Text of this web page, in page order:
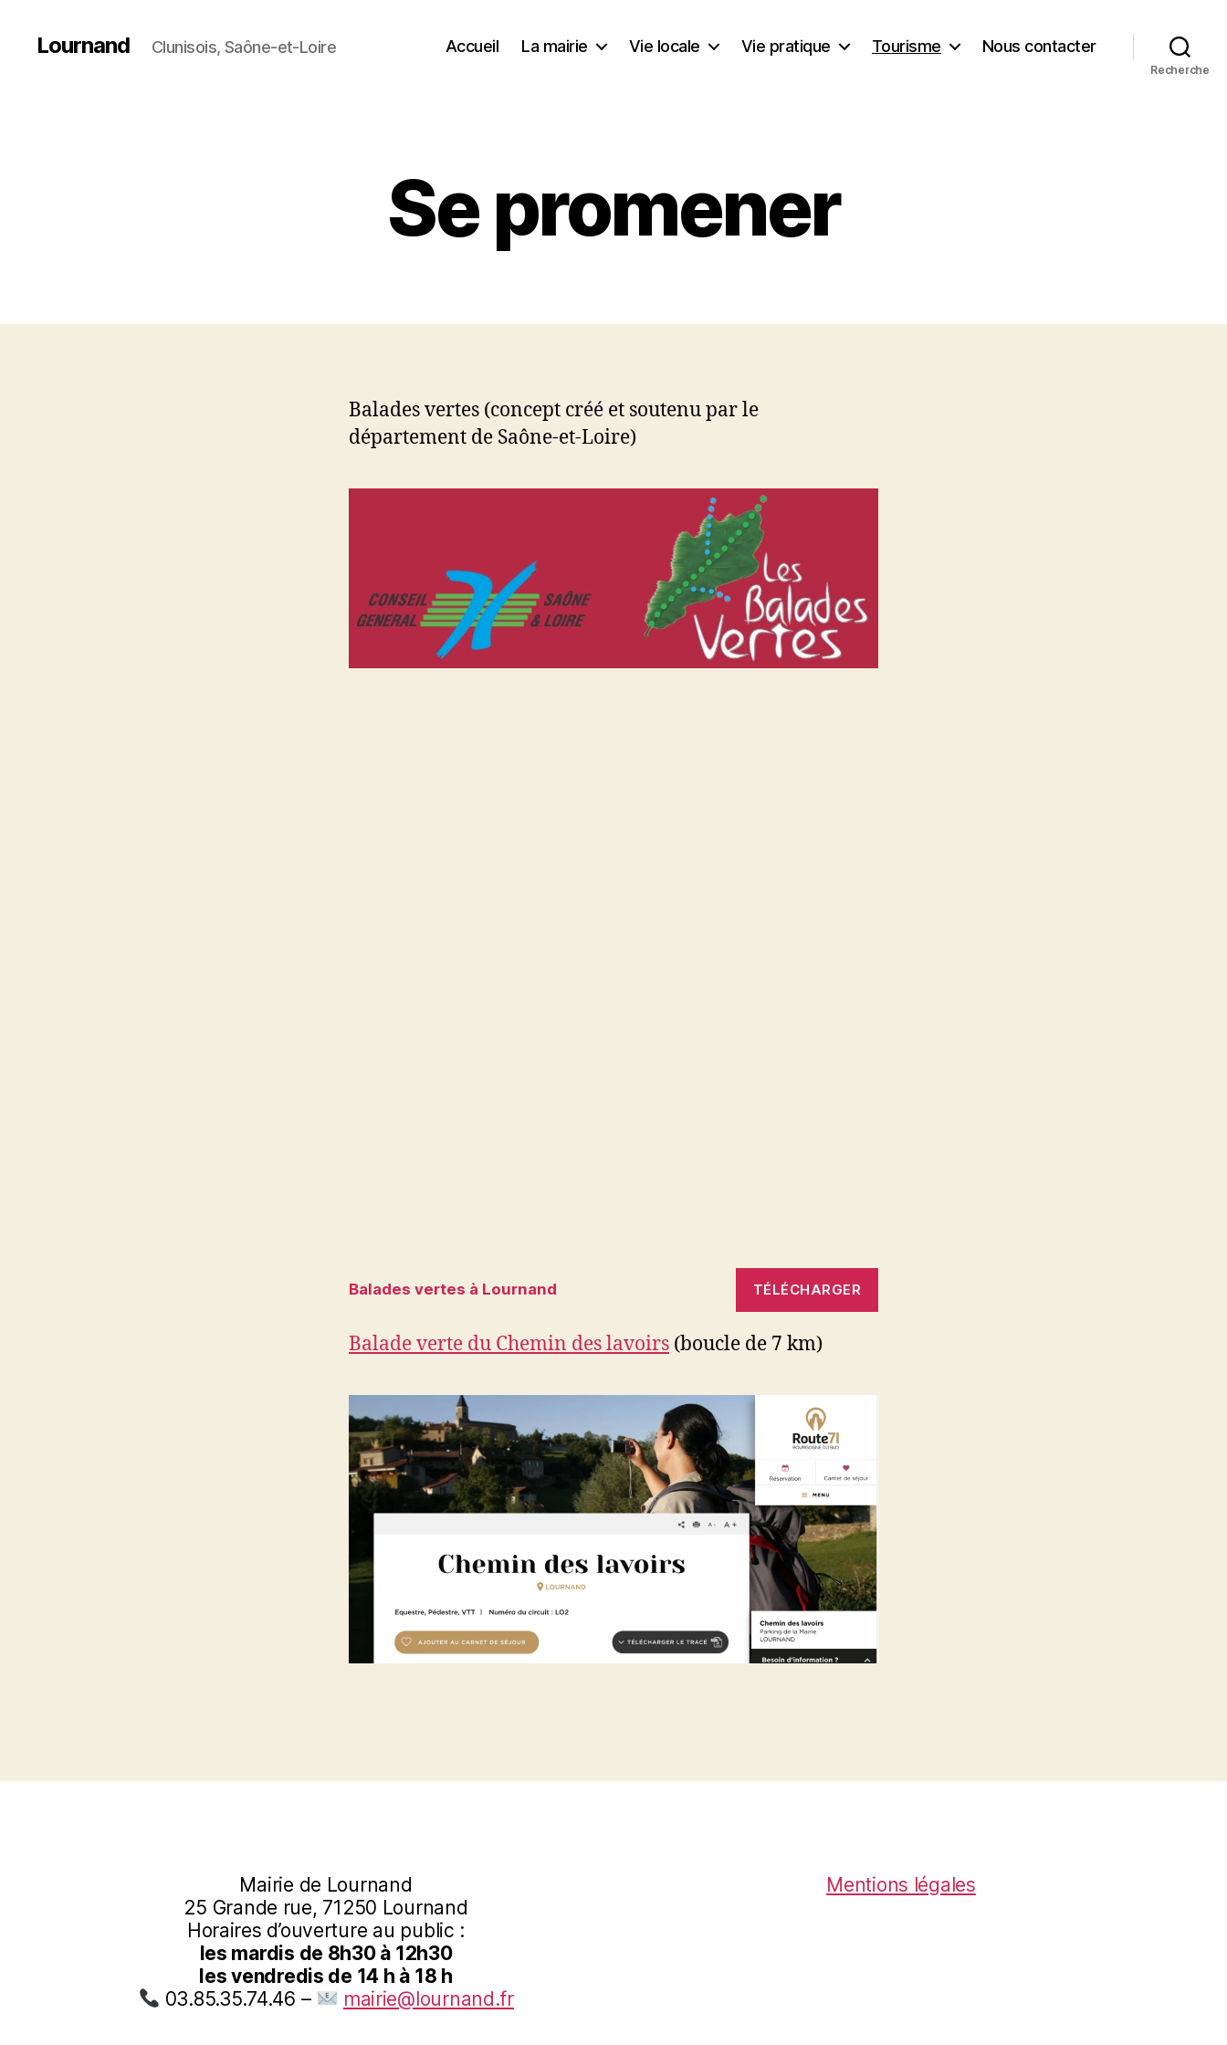
Lournand Clunisois, Saône-et-Loire Accueil La mairie Vie locale Vie pratique Tourisme Nous contacter
Recherche
Se promener
Balades vertes (concept créé et soutenu par le
département de Saône-et-Loire)
Balades vertes à Lournand TÉLÉCHARGER
Balade verte du Chemin des lavoirs (boucle de 7 km)
Mairie de Lournand
25 Grande rue, 71250 Lournand
Horaires d’ouverture au public :
les mardis de 8h30 à 12h30
les vendredis de 14 h à 18 h
03.85.35.74.46 –
mairie@lournand.fr
Mentions légales